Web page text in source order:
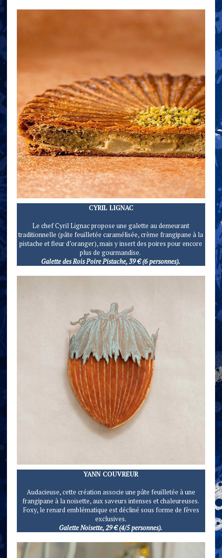
CYRIL LIGNAC
Le chef Cyril Lignac propose une galette au demeurant
traditionnelle (pâte feuilletée caramélisée, crème frangipane à la
pistache et fleur d’oranger), mais y insert des poires pour encore
plus de gourmandise.
Galette des Rois Poire Pistache, 39 € (6 personnes).
YANN COUVREUR
Audacieuse, cette création associe une pâte feuilletée à une
frangipane à la noisette, aux saveurs intenses et chaleureuses.
Foxy, le renard emblématique est décliné sous forme de fèves
exclusives.
Galette Noisette, 29 € (4/5 personnes).